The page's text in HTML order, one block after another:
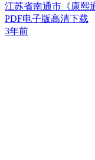
江苏省南通市《康熙
PDF电子版高清下载
3年前